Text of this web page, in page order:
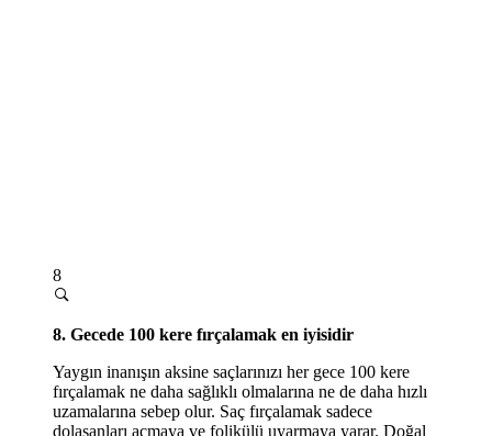
8
8. Gecede 100 kere fırçalamak en iyisidir
Yaygın inanışın aksine saçlarınızı her gece 100 kere
fırçalamak ne daha sağlıklı olmalarına ne de daha hızlı
uzamalarına sebep olur. Saç fırçalamak sadece
dolaşanları açmaya ve folikülü uyarmaya yarar. Doğal